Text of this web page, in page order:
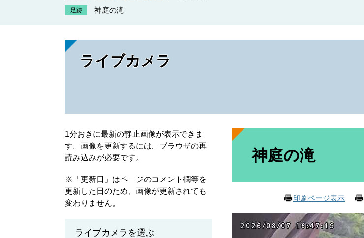
神庭の滝
ライブカメラ
本
神庭の滝
印刷ページ表示
1分おきに最新の静止画像が表示できま
す。画像を更新するには、ブラウザの再
読み込みが必要です。
※「更新日」はページのコメント欄等を
更新した日のため、画像が更新されても
変わりません。
ライブカメラを選ぶ